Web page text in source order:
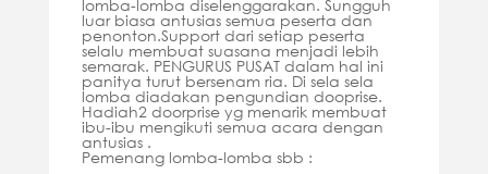
lomba-lomba diselenggarakan. Sungguh
luar biasa antusias semua peserta dan
penonton.Support dari setiap peserta
selalu membuat suasana menjadi lebih
semarak. PENGURUS PUSAT dalam hal ini
panitya turut bersenam ria. Di sela sela
lomba diadakan pengundian dooprise.
Hadiah2 doorprise yg menarik membuat
ibu-ibu mengikuti semua acara dengan
antusias .
Pemenang lomba-lomba sbb :